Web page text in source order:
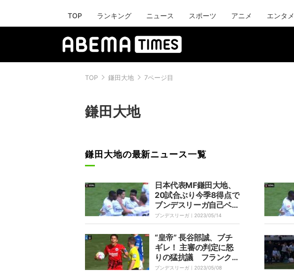
TOP ランキング ニュース スポーツ アニメ エンタメ
TOP 鎌田大地 7ページ目
鎌田大地
鎌田大地の最新ニュース一覧
日本代表MF鎌田大地、
20試合ぶり今季8得点で
ブンデスリーガ自己ベス
ト更新！ 冷静なPK弾に
視聴者が称賛の嵐 「毎
回コースがスゴすぎる」
「読めても止められな
い」
ブンデスリーガ｜ 2023/05/14
“皇帝” 長谷部誠、ブチ
ギレ！ 主審の判定に怒
りの猛抗議 フランクフ
ルト陣営に不利な判定が
ブンデスリーガ｜ 2023/05/08